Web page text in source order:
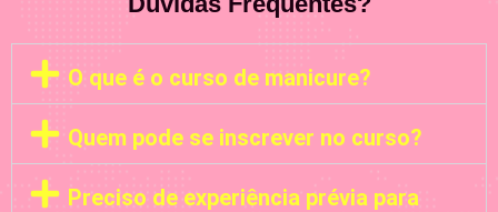
O que é o curso de manicure?
Quem pode se inscrever no curso?
Preciso de experiência prévia para